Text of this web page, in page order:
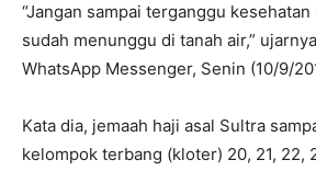
“Jangan sampai terganggu
sudah menunggu di tanah air,”
WhatsApp Messenger, Senin (10/9/
Kata dia, jemaah haji asal Sultra
kelompok terbang (kloter) 20, 21, 22,